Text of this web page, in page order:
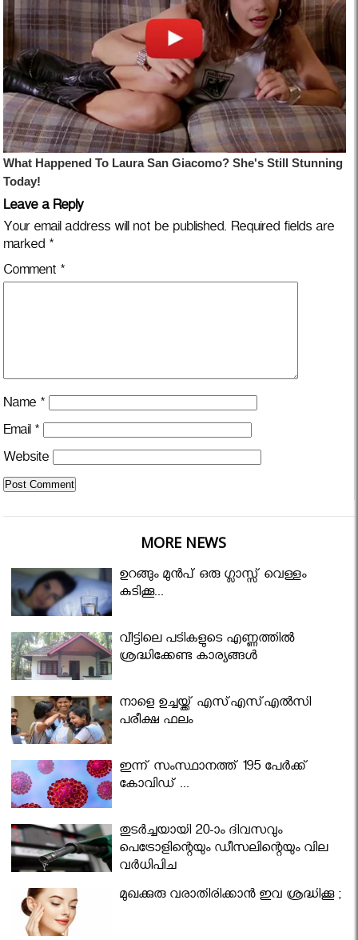
Leave a Reply
Your email address will not be published. Required fields are
marked *
Comment *
Name *
Email *
Website
MORE NEWS
ഉറങ്ങും മുന്‍പ് ഒരു ഗ്ലാസ്സ് വെള്ളം
കുടിക്കൂ...
വീട്ടിലെ പടികളുടെ എണ്ണത്തിൽ
ശ്രദ്ധിക്കേണ്ട കാര്യങ്ങൾ
നാളെ ഉച്ചയ്ക്ക് എസ്എസ്എല്‍സി
പരീക്ഷ ഫലം
ഇന്ന് സംസ്ഥാനത്ത് 195 പേര്‍ക്ക്
കോവിഡ് ...
തുടർച്ചയായി 20-ാം ദിവസവും
പെട്രോളിന്റെയും ഡീസലിന്റെയും വില
വര്‍ധിപ്പിച്ചു
മുഖക്കുരു വരാതിരിക്കാന്‍ ഇവ ശ്രദ്ധിക്കൂ ;